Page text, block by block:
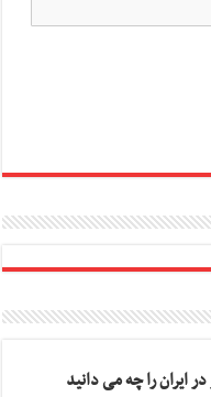
ایران را چه می دانید